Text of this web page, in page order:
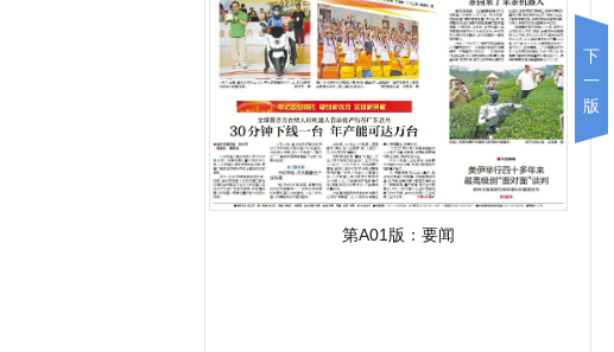
下
一
版
第A01版： 要闻